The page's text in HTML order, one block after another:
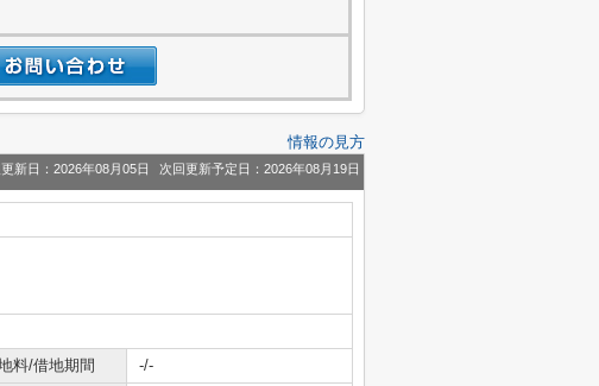
情報の見方
新日：2026年08月05日 次回更新予定日：2026年08月19日
料/借地期間
-/-